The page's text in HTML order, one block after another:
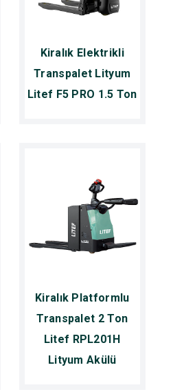
Kiralık Elektrikli
Transpalet Lityum
Litef F5 PRO 1.5 Ton
Kiralık Platformlu
Transpalet 2 Ton
Litef RPL201H
Lityum Akülü